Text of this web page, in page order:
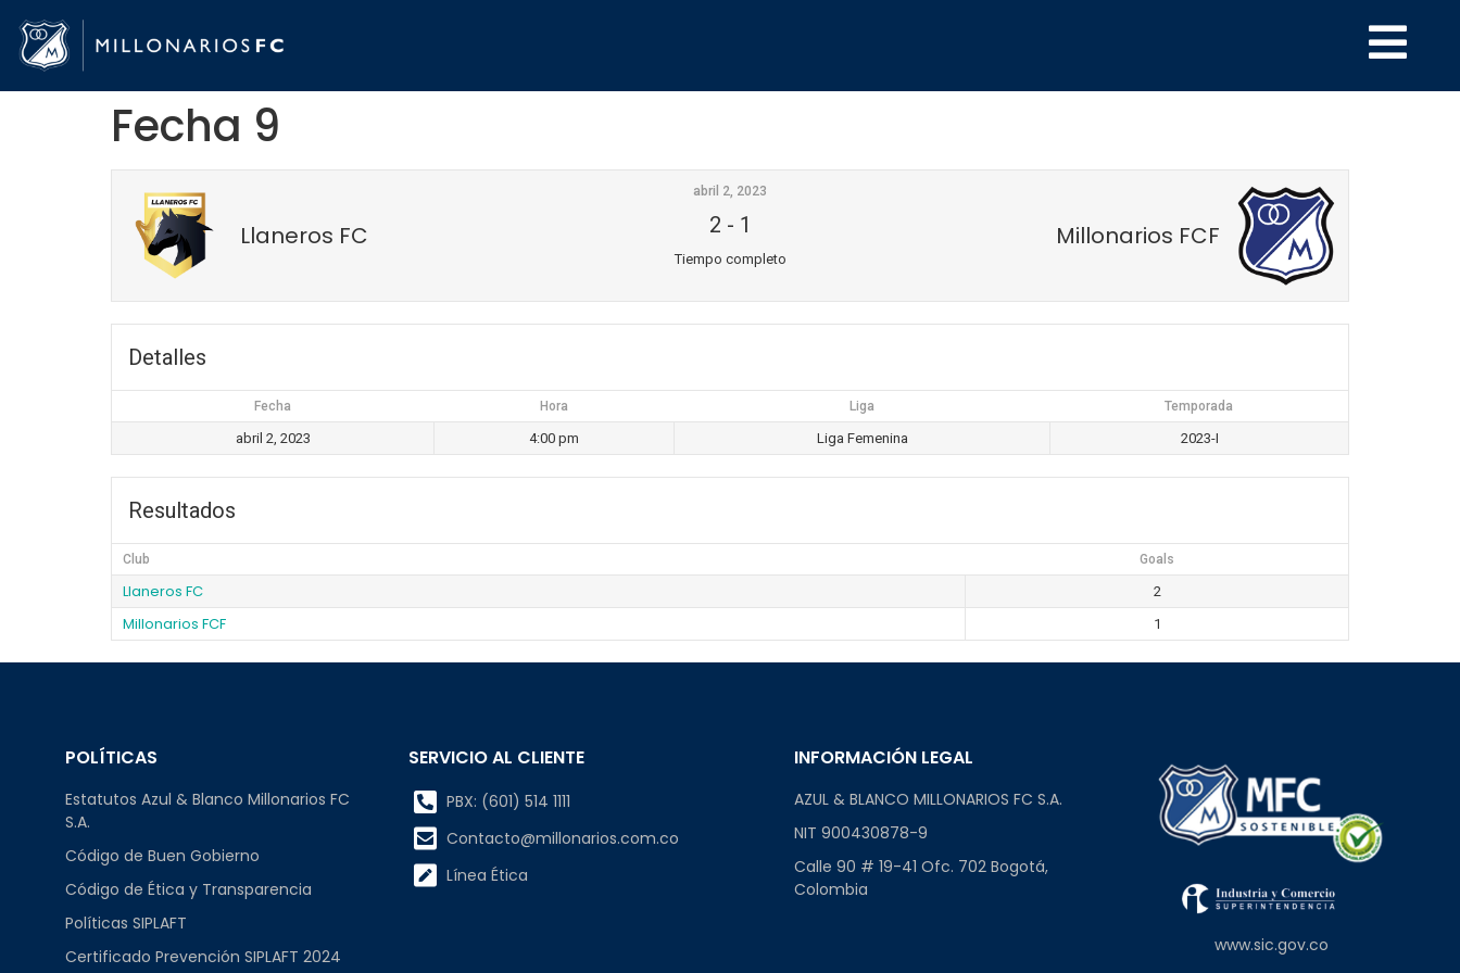
Fecha 9
Llaneros FC Millonarios FCF
abril 2, 2023
2 - 1
Tiempo completo
Detalles
Fecha Hora Liga Temporada
abril 2, 2023 4:00 pm Liga Femenina 2023-I
Resultados
Club Goals
Llaneros FC 2
Millonarios FCF 1
POLÍTICAS
Estatutos Azul & Blanco Millonarios FC
S.A.
Código de Buen Gobierno
Código de Ética y Transparencia
Políticas SIPLAFT
Certificado Prevención SIPLAFT 2024
SERVICIO AL CLIENTE
PBX: (601) 514 1111
Contacto@millonarios.com.co
Línea Ética
INFORMACIÓN LEGAL
AZUL & BLANCO MILLONARIOS FC S.A.
NIT 900430878-9
Calle 90 # 19-41 Ofc. 702 Bogotá,
Colombia
www.sic.gov.co